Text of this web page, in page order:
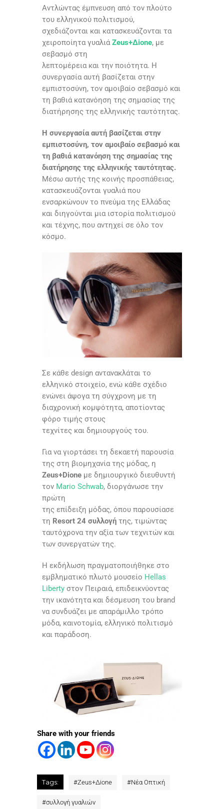
Αντλώντας έμπνευση από τον πλούτο
του ελληνικού πολιτισμού,
σχεδιάζονται και κατασκευάζονται τα
χειροποίητα γυαλιάZeus+Δione, με
σεβασμό στη
λεπτομέρεια και την ποιότητα. Η
συνεργασία αυτή βασίζεται στην
εμπιστοσύνη, τον αμοιβαίο σεβασμό και
τη βαθιά κατανόηση της σημασίας της
διατήρησης της ελληνικής ταυτότητας.
Η συνεργασία αυτή βασίζεται στην
εμπιστοσύνη, τον αμοιβαίο σεβασμό και
τη βαθιά κατανόηση της σημασίας της
διατήρησης της ελληνικής ταυτότητας.
Μέσω αυτής της κοινής προσπάθειας,
κατασκευάζονται γυαλιά που
ενσαρκώνουν το πνεύμα της Ελλάδας
και διηγούνται μια ιστορία πολιτισμού
και τέχνης, που αντηχεί σε όλο τον
κόσμο.
Σε κάθε design αντανακλάται το
ελληνικό στοιχείο, ενώ κάθε σχέδιο
ενώνει άψογα τη σύγχρονη με τη
διαχρονική κομψότητα, αποτίοντας
φόρο τιμής στους
τεχνίτες και δημιουργούς του.
Για να γιορτάσει τη δεκαετή παρουσία
της στη βιομηχανία της μόδας, η
Zeus+Dione με δημιουργικό διευθυντή
τον Mario Schwab, διοργάνωσε την
πρώτη
της επίδειξη μόδας, όπου παρουσίασε
τη Resort 24 συλλογή της, τιμώντας
ταυτόχρονα την αξία των τεχνιτών και
των συνεργατών της.
Η εκδήλωση πραγματοποιήθηκε στο
εμβληματικό πλωτό μουσείο Hellas
Liberty στον Πειραιά, επιδεικνύοντας
την ικανότητα και δέσμευση του brand
να συνδυάζει με απαράμιλλο τρόπο
μόδα, καινοτομία, ελληνικό πολιτισμό
και παράδοση.
Share with your friends
Tags: #Zeus+Δione #Νέα Οπτική
#συλλογή γυαλιών